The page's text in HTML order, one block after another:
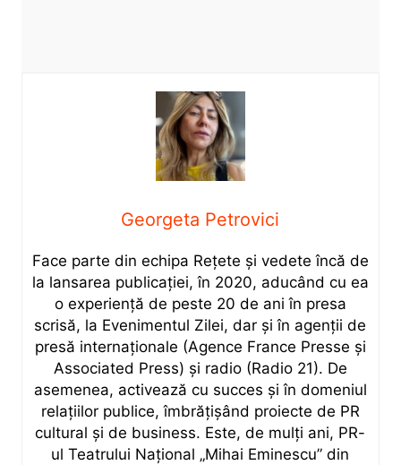
Georgeta Petrovici
Face parte din echipa Rețete și vedete încă de
la lansarea publicației, în 2020, aducând cu ea
o experiență de peste 20 de ani în presa
scrisă, la Evenimentul Zilei, dar și în agenții de
presă internaționale (Agence France Presse și
Associated Press) și radio (Radio 21). De
asemenea, activează cu succes și în domeniul
relațiilor publice, îmbrățișând proiecte de PR
cultural și de business. Este, de mulți ani, PR-
ul Teatrului Național „Mihai Eminescu” din